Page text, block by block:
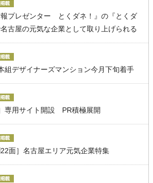
報プレゼンター とくダネ！』の『とくダ
古屋の元気な企業として取り上げられる
組デザイナーズマンション今月下旬着手
専用サイト開設 PR積極展開
22面］名古屋エリア元気企業特集